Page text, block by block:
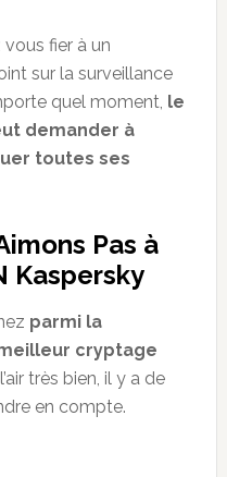
vous fier à un
sur la surveillance
quel moment, le
demander à
toutes ses
Pas à
Kaspersky
parmi la
cryptage
très bien, il y a de
en compte.